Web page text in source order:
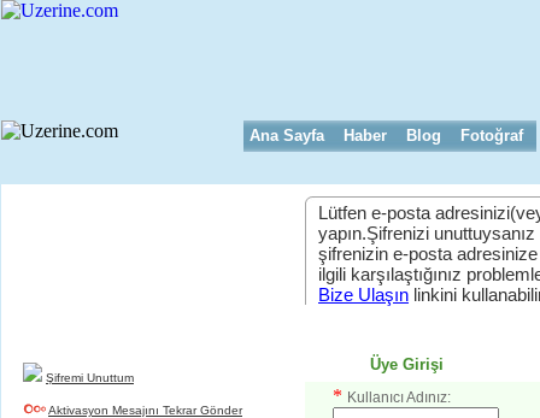
Ana Sayfa Haber Blog Fotoğraf
Şifremi Unuttum
Aktivasyon Mesajını Tekrar Gönder
Lütfen e-posta
yapın.Şifrenizi
şifrenizin e-posta
ilgili karşılaştığınız
Bize Ulaşın linkini
Üye Girişi
* Kullanıcı Adınız: